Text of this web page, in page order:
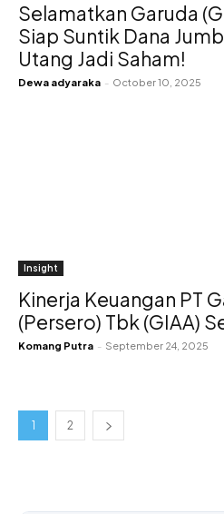
Selamatkan Garuda
Siap Suntik Dana
Utang Jadi Saham!
Dewa adyaraka - October 10, 2025
Insight
Kinerja Keuangan PT
(Persero) Tbk (GIAA)
Komang Putra - September 24, 2025
1 2